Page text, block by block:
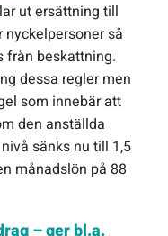
ut ersättning till
så
från beskattning.
dessa regler men
som innebär att
den anställda
sänks nu till 1,5
månadslön på 88